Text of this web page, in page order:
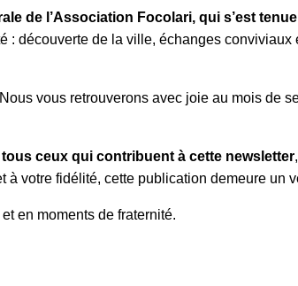
de l’Association Focolari, qui s’est
: découverte de la ville, échanges
vous retrouverons avec joie au mois de
ceux qui contribuent à cette newsletter
à votre fidélité, cette publication demeure un
en moments de fraternité.